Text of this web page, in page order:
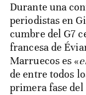
Durante una
periodistas en
cumbre del G7
francesa de
Marruecos es «
de entre todos
primera fase